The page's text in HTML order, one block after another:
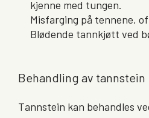
kjenne med tungen.
Misfarging på tennene,
Blødende tannkjøtt ved
Behandling av tannstein
Tannstein kan behandles